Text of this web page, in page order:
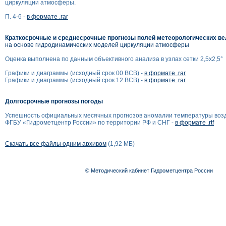
циркуляции атмосферы.
П. 4-6 - в формате .rar
Краткосрочные и среднесрочные прогнозы полей метеорологических
на основе гидродинамических моделей циркуляции атмосферы
Оценка выполнена по данным объективного анализа в узлах сетки 2,5x2,5°
Графики и диаграммы (исходный срок 00 ВСВ) - в формате .rar
Графики и диаграммы (исходный срок 12 ВСВ) - в формате .rar
Долгосрочные прогнозы погоды
Успешность официальных месячных прогнозов аномалии температуры
ФГБУ «Гидрометцентр России» по территории РФ и СНГ - в формате .rtf
Скачать все файлы одним архивом (1,92 МБ)
© Методический кабинет Гидрометцентра России